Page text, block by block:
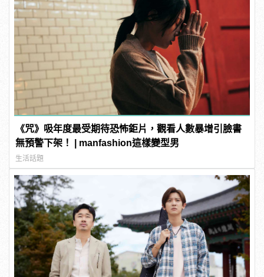
《咒》吸年度最受期待恐怖鉅片，觀看人數暴增引臉書
無預警下架！ | manfashion這樣變型男
生活話題